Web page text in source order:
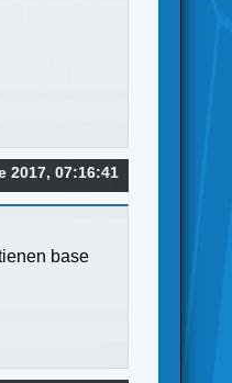
2017, 07:16:41
base